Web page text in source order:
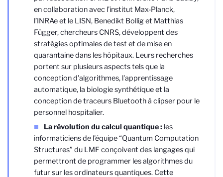
en collaboration avec l’institut Max-Planck,
l’INRAe et le LISN, Benedikt Bollig et Matthias
Függer, chercheurs CNRS, développent des
stratégies optimales de test et de mise en
quarantaine dans les hôpitaux. Leurs recherches
portent sur plusieurs aspects tels que la
conception d'algorithmes, l'apprentissage
automatique, la biologie synthétique et la
conception de traceurs Bluetooth à clipser pour le
personnel hospitalier.
La révolution du calcul quantique : les
informaticiens de l'équipe “Quantum Computation
Structures” du LMF conçoivent des langages qui
permettront de programmer les algorithmes du
futur sur les ordinateurs quantiques. Cette